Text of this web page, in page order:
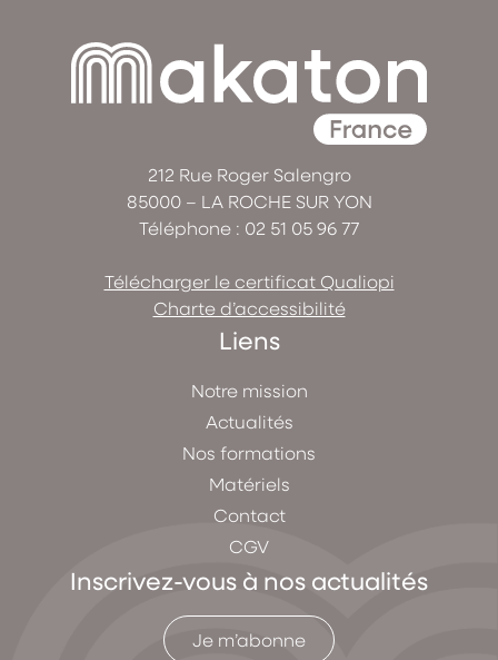
212 Rue Roger Salengro
85000 – LA ROCHE SUR YON
Téléphone : 02 51 05 96 77
Télécharger le certificat Qualiopi
Charte d’accessibilité
Liens
Notre mission
Actualités
Nos formations
Matériels
Contact
CGV
Inscrivez-vous à nos actualités
Je m’abonne